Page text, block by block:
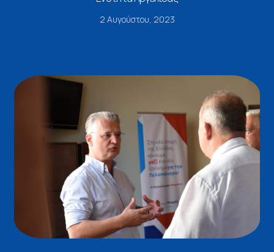
2 Αυγούστου, 2023